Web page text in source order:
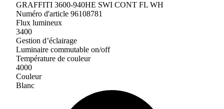
GRAFFITI 3600-940HE SWI CONT FL WH
Numéro d'article 96108781
Flux lumineux
3400
Gestion d’éclairage
Luminaire commutable on/off
Température de couleur
4000
Couleur
Blanc